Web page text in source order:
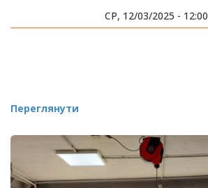
СР, 12/03/2025 - 12:00
Переглянути